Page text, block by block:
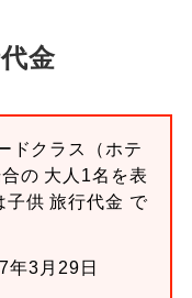
金
ドクラス（ホテ
の 大人1名を表
供 旅行代金 で
年3月29日